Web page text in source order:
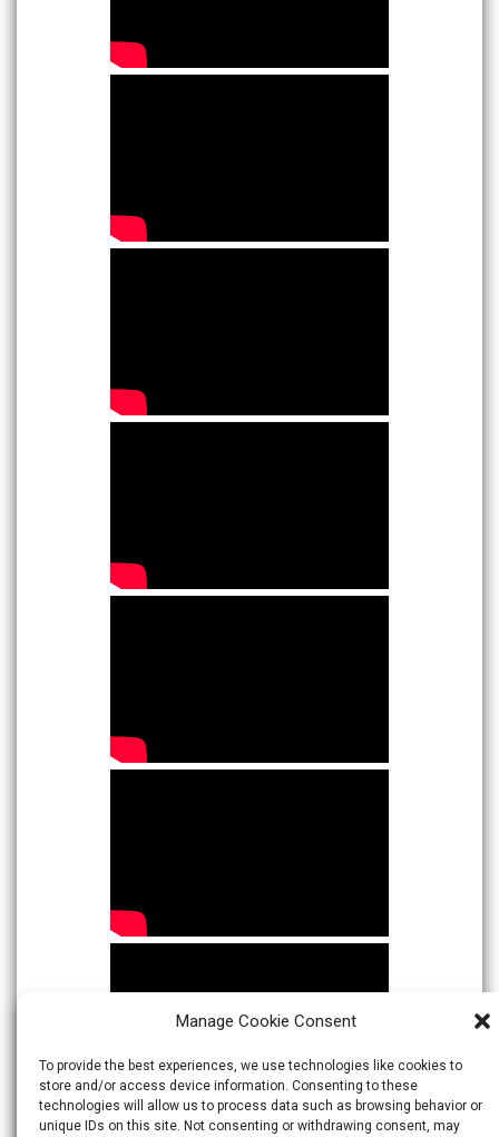
Manage Cookie Consent
To provide the best experiences, we use technologies like cookies to
store and/or access device information. Consenting to these
technologies will allow us to process data such as browsing behavior or
unique IDs on this site. Not consenting or withdrawing consent, may